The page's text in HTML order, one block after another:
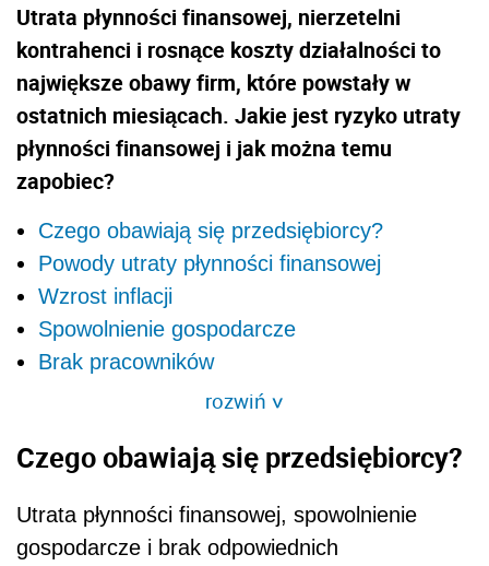
Utrata płynności finansowej, nierzetelni
kontrahenci i rosnące koszty działalności to
największe obawy firm, które powstały w
ostatnich miesiącach. Jakie jest ryzyko utraty
płynności finansowej i jak można temu
zapobiec?
Czego obawiają się przedsiębiorcy?
Powody utraty płynności finansowej
Wzrost inflacji
Spowolnienie gospodarcze
Brak pracowników
rozwiń>
Czego obawiają się przedsiębiorcy?
Utrata płynności finansowej, spowolnienie
gospodarcze i brak odpowiednich